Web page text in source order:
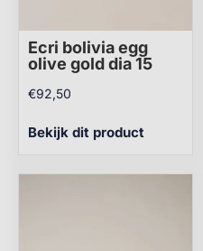
Ecri bolivia egg
olive gold dia 15
€92,50
Bekijk dit product